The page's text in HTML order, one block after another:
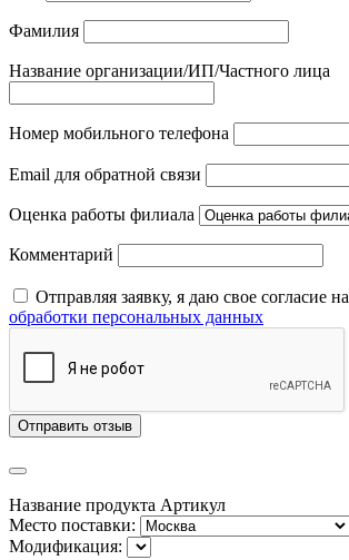
Фамилия
Название организации/ИП/Частного лица
Номер мобильного телефона
Email для обратной связи
Оценка работы филиала
Комментарий
Отправляя заявку, я даю свое согласие на
обработки персональных данных
Отправить отзыв
Название продукта Артикул
Место поставки:
Модификация: